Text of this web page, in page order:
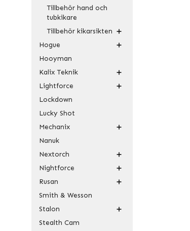
Tillbehör hand och
tubkikare
Tillbehör kikarsikten
Hogue
Hooyman
Kalix Teknik
Lightforce
Lockdown
Lucky Shot
Mechanix
Nanuk
Nextorch
Nightforce
Rusan
Smith & Wesson
Stalon
Stealth Cam